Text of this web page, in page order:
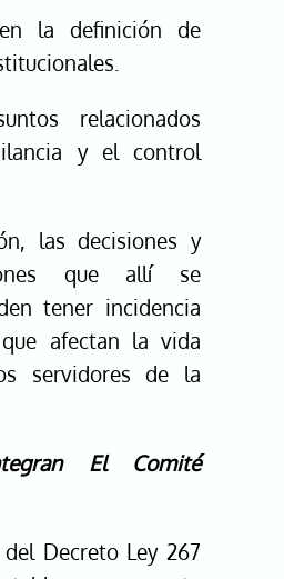
la definición de
relacionados
y el control
las decisiones y
que allí se
tener incidencia
afectan la vida
servidores de la
El Comité
Decreto Ley 267